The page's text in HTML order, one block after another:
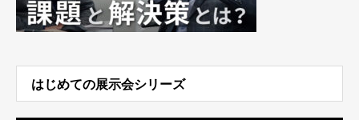
はじめての展示会シリーズ